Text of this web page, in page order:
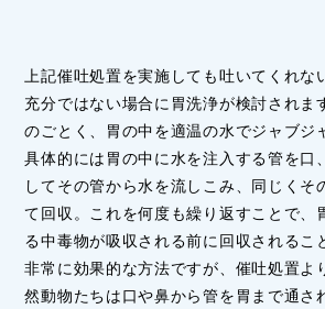
上記催吐処置を実施しても吐いてくれな
充分ではない場合に胃洗浄が検討されま
のごとく、胃の中を適温の水でジャブジ
具体的には胃の中に水を注入する管を口
してその管から水を流しこみ、同じくそ
て回収。これを何度も繰り返すことで、
る中毒物が吸収される前に回収されるこ
非常に効果的な方法ですが、催吐処置よ
然動物たちは口や鼻から管を胃まで通さ